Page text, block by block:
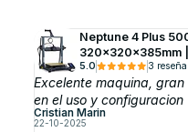
Neptune 4 Plus
320x320x385mm |
5.0 3
Excelente maquina,
en el uso y configuracion
Cristian Marin
22-10-2025